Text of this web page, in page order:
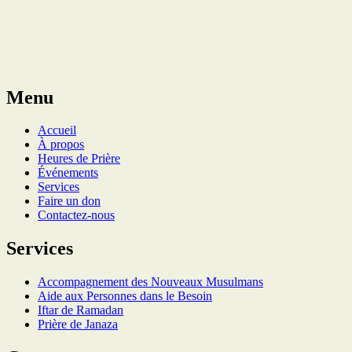
Menu
Accueil
À propos
Heures de Prière
Événements
Services
Faire un don
Contactez-nous
Services
Accompagnement des Nouveaux Musulmans
Aide aux Personnes dans le Besoin
Iftar de Ramadan
Prière de Janaza